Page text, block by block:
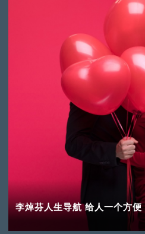
李焯芬人生导航 给人一个方便